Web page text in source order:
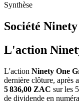
Synthèse
Société
L'action
L'action Ninety One
dernière clôture, après
5 836,00 ZAC sur les
de dividende en